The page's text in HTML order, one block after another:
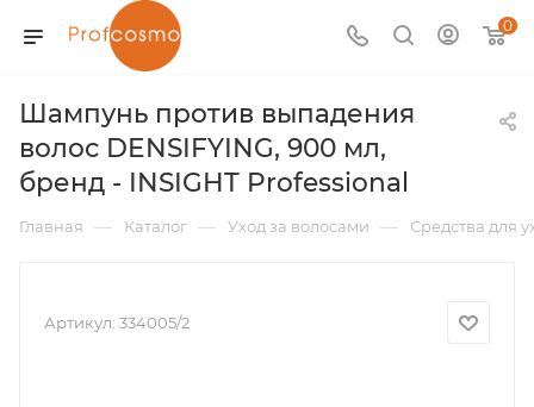
0
Шампунь против выпадения
волос DENSIFYING, 900 мл,
бренд - INSIGHT Professional
Главная — Каталог — Уход за волосами — Средства для
Артикул: 334005/2